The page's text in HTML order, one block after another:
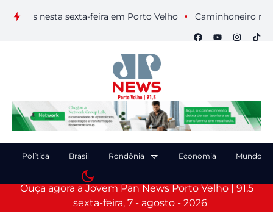
nesta sexta-feira em Porto Velho Caminhoneiro morre
Política Brasil Rondônia Economia Mundo
Ouça agora a Jovem Pan News Porto Velho | 91,5
sexta-feira, 7 - agosto - 2026